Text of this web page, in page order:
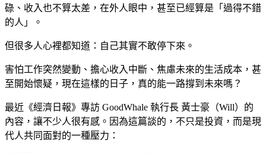
碌、收入也不算太差，在外人眼中，甚至已經算是「過得不錯
的人」。
但很多人心裡都知道：自己其實不敢停下來。
害怕工作突然變動、擔心收入中斷、焦慮未來的生活成本，甚
至開始懷疑，現在這樣的日子，真的能一路撐到未來嗎？
最近《經濟日報》專訪 GoodWhale 執行長 黃士豪（Will）的
內容，讓不少人很有感。因為這篇談的，不只是投資，而是現
代人共同面對的一種壓力：